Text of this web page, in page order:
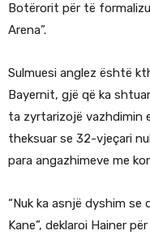
Botërorit për të
Arena”.
Sulmuesi anglez është
Bayernit, gjë që ka
ta zyrtarizojë vazhdimin
theksuar se 32-vjeçari
para angazhimeve me
“Nuk ka asnjë dyshim
Kane”, deklaroi Hainer